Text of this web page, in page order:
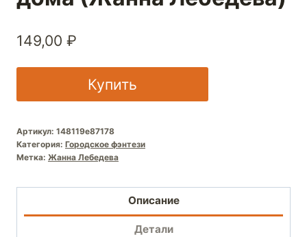
149,00 ₽
Купить
Артикул: 148119e87178
Категория: Городское фэнтези
Метка: Жанна Лебедева
Описание
Детали